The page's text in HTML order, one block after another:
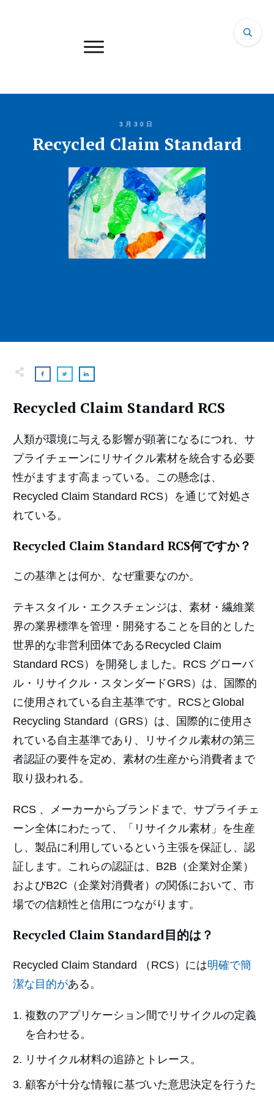
3月30日
Recycled Claim Standard
Recycled Claim Standard RCS
人類が環境に与える影響が顕著になるにつれ、サ
プライチェーンにリサイクル素材を統合する必要
性がますます高まっている。この懸念は、
Recycled Claim Standard RCS）を通じて対処さ
れている。
Recycled Claim Standard RCS何ですか？
この基準とは何か、なぜ重要なのか。
テキスタイル・エクスチェンジは、素材・繊維業
界の業界標準を管理・開発することを目的とした
世界的な非営利団体であるRecycled Claim
Standard RCS）を開発しました。RCS グローバ
ル・リサイクル・スタンダードGRS）は、国際的
に使用されている自主基準です。RCSとGlobal
Recycling Standard（GRS）は、国際的に使用さ
れている自主基準であり、リサイクル素材の第三
者認証の要件を定め、素材の生産から消費者まで
取り扱われる。
RCS 、メーカーからブランドまで、サプライチェ
ーン全体にわたって、「リサイクル素材」を生産
し、製品に利用しているという主張を保証し、認
証します。これらの認証は、B2B（企業対企業）
およびB2C（企業対消費者）の関係において、市
場での信頼性と信用につながります。
Recycled Claim Standard目的は？
Recycled Claim Standard （RCS）には明確で簡
潔な目的がある。
複数のアプリケーション間でリサイクルの定義
を合わせる。
リサイクル材料の追跡とトレース。
顧客が十分な情報に基づいた意思決定を行うた